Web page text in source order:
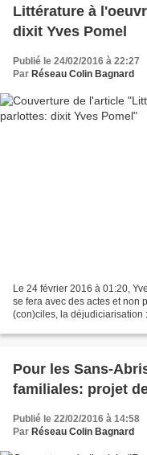
Littérature à
dixit Yves Pomel
Publié le 24/02/2016 à 22:27
Par Réseau Colin Bagnard
Le 24 février 2016 à 01:20,
se fera avec des actes et non
(con)ciles, la déjudiciarisation
Pour les Sans-
familiales: projet
Publié le 22/02/2016 à 14:58
Par Réseau Colin Bagnard